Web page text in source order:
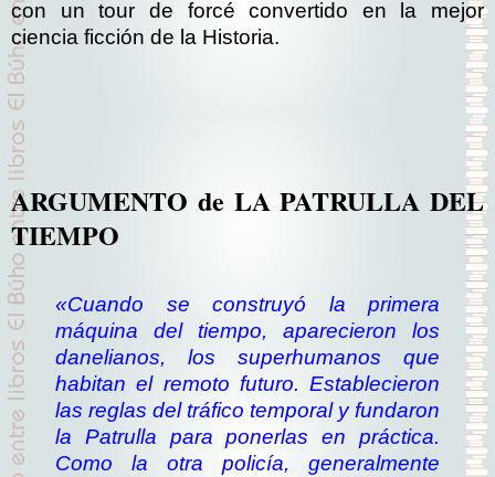
con un tour de forcé convertido en la mejor
ciencia ficción de la Historia.
ARGUMENTO de LA PATRULLA DEL
TIEMPO
«Cuando se construyó la primera
máquina del tiempo, aparecieron los
danelianos, los superhumanos que
habitan el remoto futuro. Establecieron
las reglas del tráfico temporal y fundaron
la Patrulla para ponerlas en práctica.
Como la otra policía, generalmente